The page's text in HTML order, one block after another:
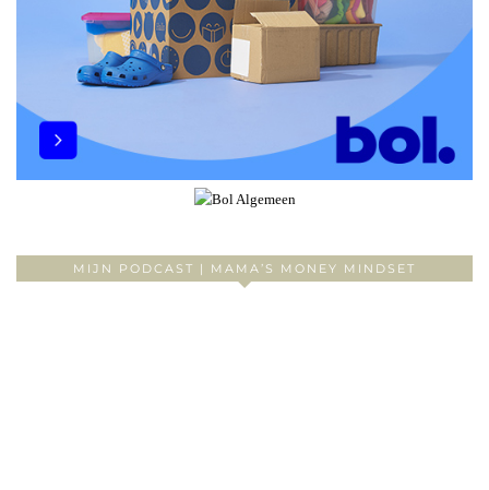
MIJN PODCAST | MAMA’S MONEY MINDSET